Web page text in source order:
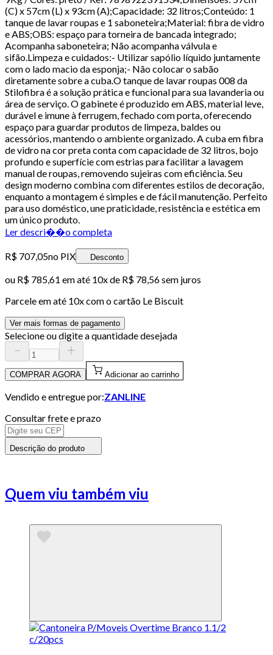
(C) x 57cm (L) x 93cm (A);Capacidade: 32 litros;Conteúdo: 1
tanque de lavar roupas e 1 saboneteira;Material: fibra de vidro
e ABS;OBS: espaço para torneira de bancada integrado;
Acompanha saboneteira; Não acompanha válvula e
sifão.Limpeza e cuidados:- Utilizar sapólio líquido juntamente
com o lado macio da esponja;- Não colocar o sabão
diretamente sobre a cuba.O tanque de lavar roupas 008 da
Stilofibra é a solução prática e funcional para sua lavanderia ou
área de serviço. O gabinete é produzido em ABS, material leve,
durável e imune à ferrugem, fechado com porta, oferecendo
espaço para guardar produtos de limpeza, baldes ou
acessórios, mantendo o ambiente organizado. A cuba em fibra
de vidro na cor preta conta com capacidade de 32 litros, bojo
profundo e superfície com estrias para facilitar a lavagem
manual de roupas, removendo sujeiras com eficiência. Seu
design moderno combina com diferentes estilos de decoração,
enquanto a montagem é simples e de fácil manutenção. Perfeito
para uso doméstico, une praticidade, resistência e estética em
um único produto.
Ler descri��o completa
R$ 707,05no PIX Desconto
ou R$ 785,61 em até 10x de R$ 78,56 sem juros
Parcele em até 10x com o cartão Le Biscuit
Ver mais formas de pagamento
Selecione ou digite a quantidade desejada
COMPRAR AGORA Adicionar ao carrinho
Vendido e entregue por:ZANLINE
Consultar frete e prazo
Descrição do produto
Quem viu também viu